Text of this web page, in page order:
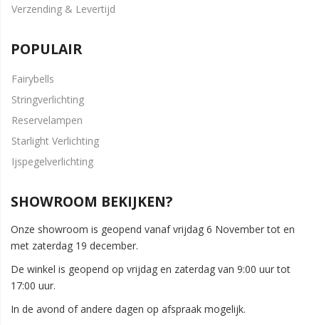
Verzending & Levertijd
POPULAIR
Fairybells
Stringverlichting
Reservelampen
Starlight Verlichting
Ijspegelverlichting
SHOWROOM BEKIJKEN?
Onze showroom is geopend vanaf vrijdag 6 November tot en
met zaterdag 19 december.
De winkel is geopend op vrijdag en zaterdag van 9:00 uur tot
17:00 uur.
In de avond of andere dagen op afspraak mogelijk.